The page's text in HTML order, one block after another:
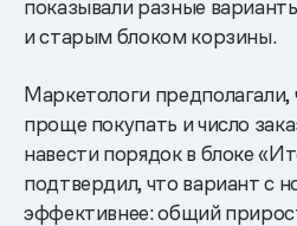
показывали разные
и старым блоком корзины.
Маркетологи
проще покупать и число
навести порядок в блоке
подтвердил, что вариант с
эффективнее: общий